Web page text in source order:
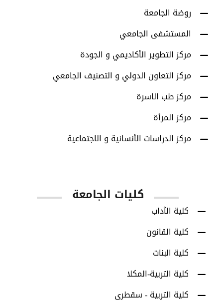
روضة الجامعة
المستشفى الجامعي
مركز التطوير الأكاديمي و الجودة
مركز التعاون الدولي و التصنيف الجامعي
مركز طب الاسرة
مركز المرأة
مركز الدراسات الأنسانية و الاجتماعية
كليات الجامعة
كلية الآداب
كلية القانون
كلية البنات
كلية التربية-المكلا
كلية التربية - سقطرى